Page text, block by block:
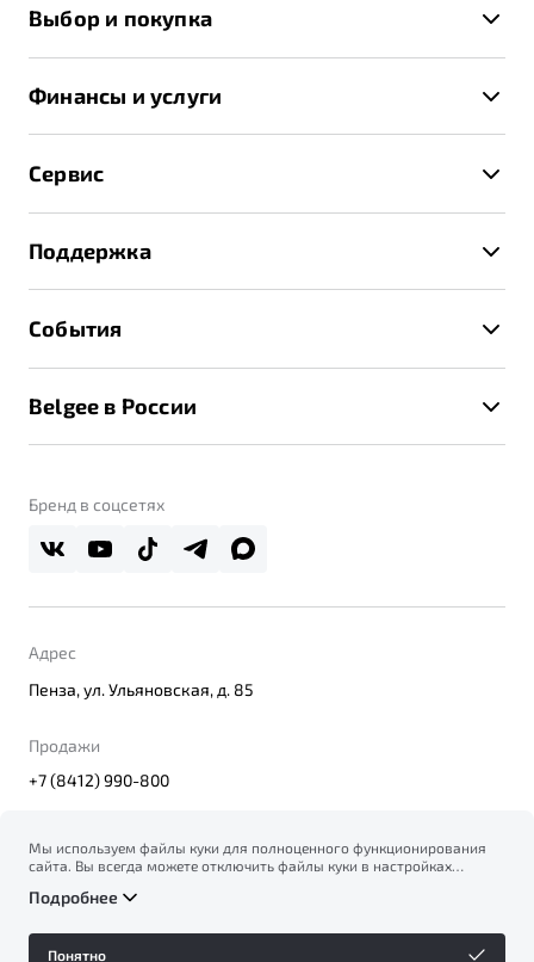
X70
Выбор и покупка
Записаться на тест-драйв
Получить предложение
Финансы и услуги
Страхование
Расчет КАСКО
Сервис
Техническое обслуживание
Калькулятор ТО
Поддержка
Помощь на дорогах
Belgee Линк
События
Belgee в России
О дилерском центре
Правовая информация
Бренд в соцсетях
Адрес
Пенза, ул. Ульяновская, д. 85
Продажи
+7 (8412) 990-800
© 2026
Политика конфиденциальности персональных данных
Мы используем файлы куки для полноценного функционирования
сайта. Вы всегда можете отключить файлы куки в настройках
на сбор и использование файлов куки, и подтверждаете
возможной блокировке файлов куки вПолитике
конфиденциальности
Подробнее
Понятно